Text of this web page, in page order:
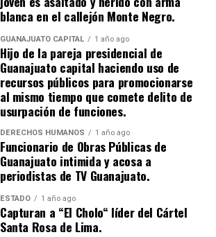
blanca en el callejón Monte Negro.
GUANAJUATO CAPITAL 1 año ago
Hijo de la pareja presidencial de
Guanajuato capital haciendo uso de
recursos públicos para promocionarse
al mismo tiempo que comete delito de
usurpación de funciones.
DERECHOS HUMANOS 1 año ago
Funcionario de Obras Públicas de
Guanajuato intimida y acosa a
periodistas de TV Guanajuato.
ESTADO 1 año ago
Capturan a “El Cholo“ líder del Cártel
Santa Rosa de Lima.